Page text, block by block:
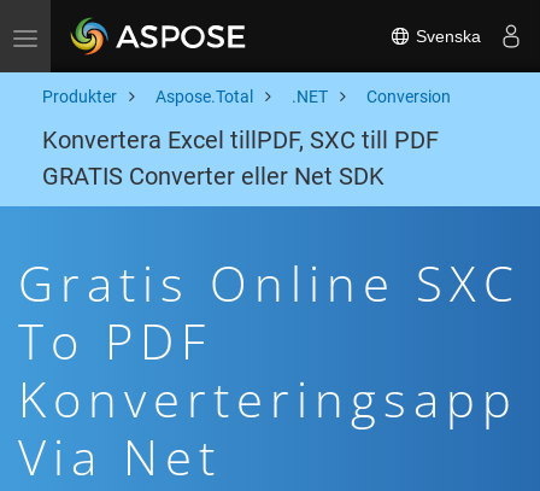
Toggle navigation Svenska
Produkter Aspose.Total .NET Conversion
Konvertera Excel tillPDF, SXC till PDF
GRATIS Converter eller Net SDK
Gratis Online SXC
To PDF
Konverteringsapp
Via Net